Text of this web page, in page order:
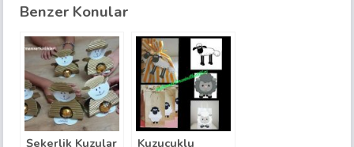
Benzer Konular
Şekerlik Kuzular
Kuzucuklu